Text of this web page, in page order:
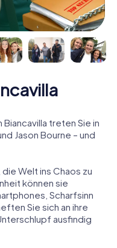
treten Sie in
Jason Bourne – und
Welt ins Chaos zu
können sie
Scharfsinn
Sie sich an ihre
ausfindig